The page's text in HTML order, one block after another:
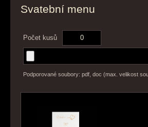
Svatební menu
Počet kusů
Podporované soubory: pdf, doc (max. velikost